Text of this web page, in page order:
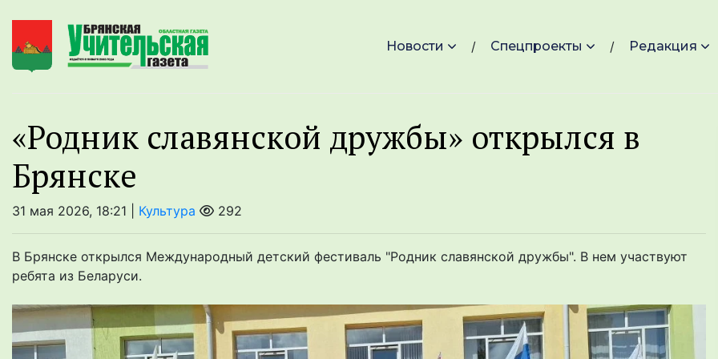
Новости Спецпроекты Редакция
«Родник славянской дружбы» открылся в
Брянске
31 мая 2026, 18:21 | Культура 292
В Брянске открылся Международный детский фестиваль "Родник славянской дружбы". В нем участвуют
ребята из Беларуси.